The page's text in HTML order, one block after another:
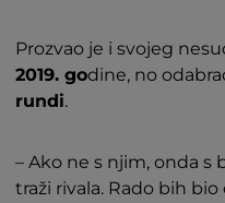
Prozvao je i svojeg
2019. godine, no
rundi.
– Ako ne s njim, onda s
traži rivala. Rado bih